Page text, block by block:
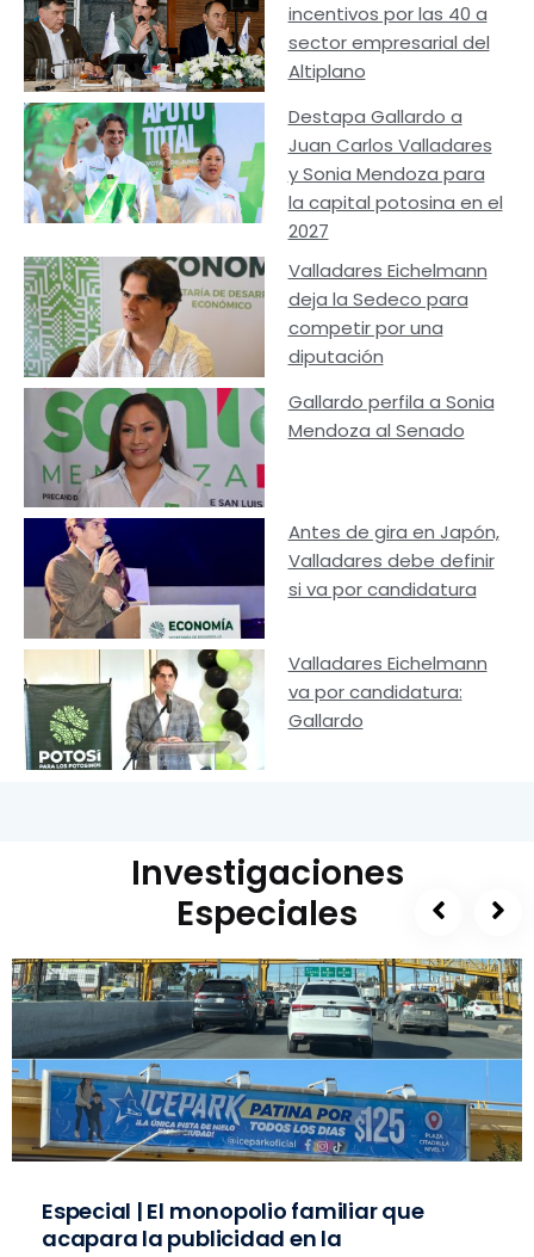
incentivos por las 40 a
sector empresarial del
Altiplano
Destapa Gallardo a
Juan Carlos Valladares
y Sonia Mendoza para
la capital potosina en el
2027
Valladares Eichelmann
deja la Sedeco para
competir por una
diputación
Gallardo perfila a Sonia
Mendoza al Senado
Antes de gira en Japón,
Valladares debe definir
si va por candidatura
Valladares Eichelmann
va por candidatura:
Gallardo
Investigaciones
Especiales
Especial | El monopolio familiar que
acapara la publicidad en la